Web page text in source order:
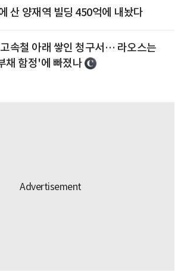
산 양재역 빌딩 450억에 내놨다
속철 아래 쌓인 청구서… 라오스는
채 함정'에 빠졌나